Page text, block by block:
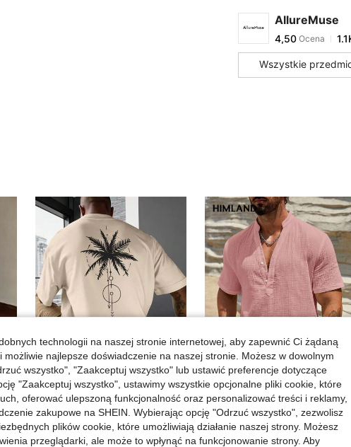
AllureMuse
4,50 1.1K
i***4
Wszystkie
Zaoszczędź
24,86zł
Manfinity LEGND
Magazyn UE -46% Manfinity LEGND Męska luźna koszulka z krótkim rękawem i opadającymi ramionami, z nadrukiem w kształcie drzewa kokosowego i geometrycznym wzorem, letnia koszulka plażowa w stylu wakacyjnym, męska, beżowa koszulka z grafiką, męska koszulka letnia, męska, beżowa koszulka z grafiką, męska koszulka z motywem palmy, świąteczna
#8 Bestsellery
Zaoszczędź
33,88zł
HIMLAND
Magazyn UE -44% HIMLAND Manfinity VCAY męska casualowa koszula z krótkim rękawem w jednolitym kolorze, letnia, biała lniana plażowa góra dla mężczyzn, casualowa koszula Henley z dekoltem w serek i krótkim rękawem, luźna bluzka w stylu hippie boho, lekka i oddychająca odzież do jogi dla mężczyzn, t-shirt z kołnierzykiem typu grandad w jednolitym kolorze, miękka i wygodna odzież domowa dla facetów, retro t-shirt z listwą z guzikami, męski oddychający t-shirt z dekoltem w serek o wyglądzie lnu - idealna biała koszula, męskie koszule z dekoltem w serek, koszula męska, koszula z kołnierzykiem, koszula z krótkim rękawem z połową guzików, męskie topy, letni top dla mężczyzn, wakacje, prezent na Dzień Ojca
42,12zł
technologii na naszej stronie internetowej, aby zapewnić Ci żądaną
możliwie najlepsze doświadczenie na naszej stronie. Możesz w dowolnym
wszystko", "Zaakceptuj wszystko" lub ustawić preferencje dotyczące
"Zaakceptuj wszystko", ustawimy wszystkie opcjonalne pliki cookie, które
oferować ulepszoną funkcjonalność oraz personalizować treści i reklamy,
zakupowe na SHEIN. Wybierając opcję "Odrzuć wszystko", zezwolisz
plików cookie, które umożliwiają działanie naszej strony. Możesz
przeglądarki, ale może to wpłynąć na funkcjonowanie strony. Aby